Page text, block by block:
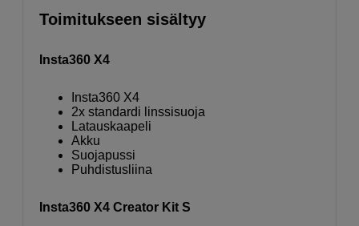
Toimitukseen sisältyy
Insta360 X4
Insta360 X4
2x standardi linssisuoja
Latauskaapeli
Akku
Suojapussi
Puhdistusliina
Insta360 X4 Creator Kit S